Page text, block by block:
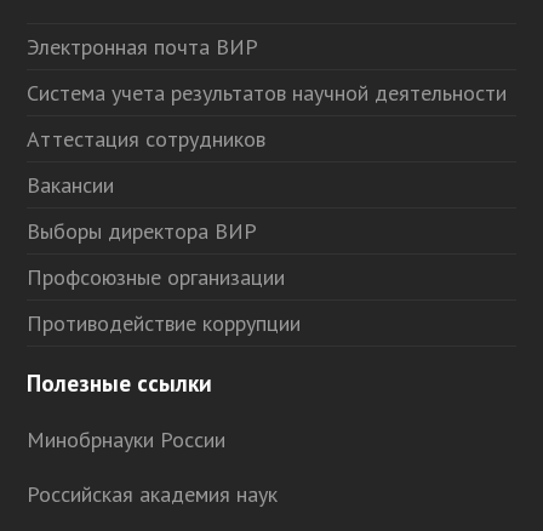
Электронная почта ВИР
Система учета результатов научной деятельности
Аттестация сотрудников
Вакансии
Выборы директора ВИР
Профсоюзные организации
Противодействие коррупции
Полезные ссылки
Минобрнауки России
Российская академия наук